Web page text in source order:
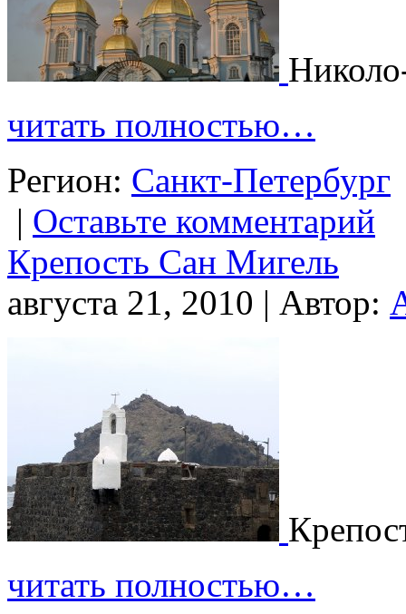
читать полностью…
Регион: Санкт-Петербург
| Оставьте комментарий
Крепость Сан Мигель
августа 21, 2010 | Автор:
читать полностью…